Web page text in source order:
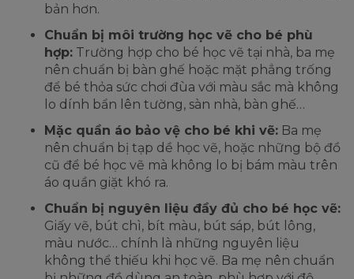
bản hơn.
Chuẩn bị môi trường học vẽ cho bé phù
hợp: Trường hợp cho bé học vẽ tại nhà, ba mẹ
nên chuẩn bị bàn ghế hoặc mặt phẳng trống
để bé thỏa sức chơi đùa với màu sắc mà không
lo dính bẩn lên tường, sàn nhà, bàn ghế…
Mặc quần áo bảo vệ cho bé khi vẽ: Ba mẹ
nên chuẩn bị tạp dề học vẽ, hoặc những bộ đồ
cũ để bé học vẽ mà không lo bị bám màu trên
áo quần giặt khó ra.
Chuẩn bị nguyên liệu đầy đủ cho bé học vẽ:
Giấy vẽ, bút chì, bít màu, bút sáp, bút lông,
màu nước… chính là những nguyên liệu
không thể thiếu khi học vẽ. Ba mẹ nên chuẩn